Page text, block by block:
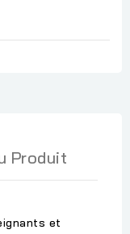
Produit
et